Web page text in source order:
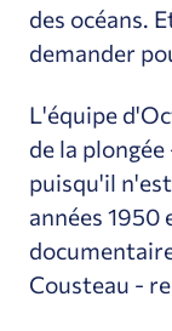
des océans.
demander
L'équipe
de la
puisqu'il
années 1950
Cousteau -